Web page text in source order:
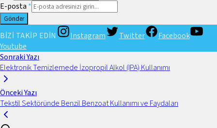
E-posta *
Gönder
BİZİ TAKİP EDİN Instagram Twitter
Facebook
Youtube
Sonraki Yazı
Elektronik Temizlemede İzopropil Alkol (IPA) Kullanımı
Önceki Yazı
Tekstil Sektöründe Benzil Benzoat Kullanımı ve Faydaları